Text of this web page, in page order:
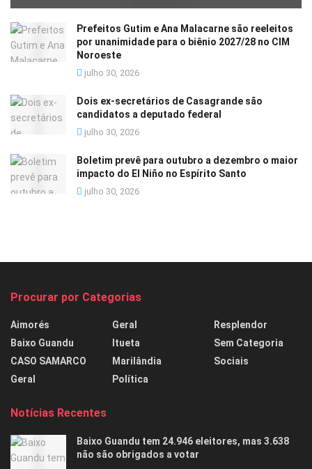
Prefeitos Gutim e Ana Malacarne são reeleitos
por unanimidade para o biênio 2027/28 no CIM
Noroeste
julho 30, 2026
Dois ex-secretários de Casagrande são
candidatos a deputado federal
julho 30, 2026
Boletim prevê para outubro a dezembro o maior
impacto do El Niño no Espírito Santo
julho 30, 2026
Procurar por Categorias
Aimorés
Baixo Guandu
CASO SAMARCO
Geral
Geral
Itueta
Marilândia
Política
Resplendor
Sem Categoria
Sociais
Notícias Recentes
Baixo Guandu tem 24.946 eleitores, mas 3.638
não são obrigados a votar